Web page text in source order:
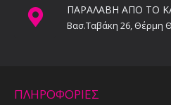
ΠΑΡΑΛΑΒΗ ΑΠΟ ΤΟ
Βασ.Ταβάκη 26, Θέρμη
ΠΛΗΡΟΦΟΡΙΕΣ